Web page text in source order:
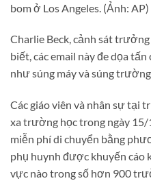
bom ở Los Angeles. (Ảnh: AP)
Charlie Beck, cảnh sát
biết, các email này đe dọa
như súng máy và súng
Các giáo viên và nhân sự tại
xa trường học trong ngày
miễn phí di chuyển bằng
phụ huynh được khuyến cáo
vực nào trong số hơn 900